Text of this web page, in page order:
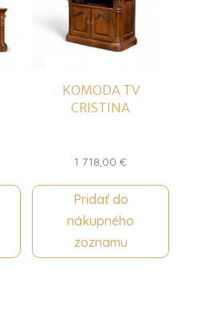
KOMODA TV
CRISTINA
1 718,00€
Pridať do
nákupného
zoznamu